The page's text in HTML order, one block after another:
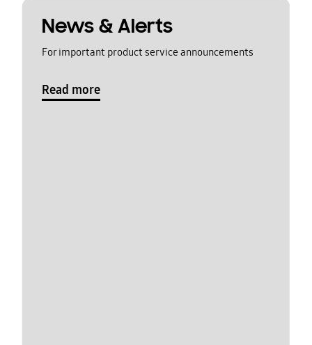
News & Alerts
For important product service announcements
Read more